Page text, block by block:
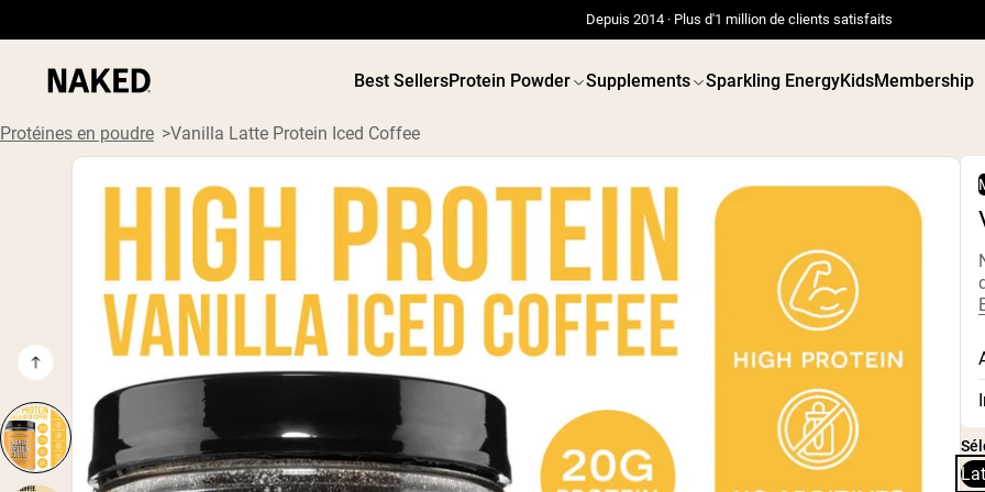
Depuis 2014 · Plus d'1 million de clients satisfaits
Best SellersProtein Powder Supplements Sparkling EnergyKidsMembership
Termes de recherche populaires
”Protein Powder“
”Overnight Oats“
”Vegan protein“
”Collagen“
”Micellar Casein“
PROTÉINES EN
POUDRE
Meilleure Vente
Whey de vache nourrie à
l'herbe
Poudre de protéine de
chèvre
Caséine micellaire
PROTÉINES
VÉGANES
Beurre
Poudre
Protéine
Shakes
Gainer
Protéines en poudre Vanilla Latte Protein Iced Coffee